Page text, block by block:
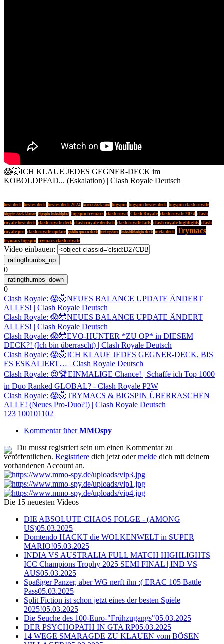
😱🤯ICH KLAUE JEDES GEGNER-DECK im
KOBOLDPFAD... (Eskalation) | Clash Royale Deutsch
best deck bestes deck bestes deck 2024 bestes deck juni bigspin bigspin bestes deck bigspin clash royale
bigspin deck klauen bigspin koboldpfad bigspin trymacs clash royal Clash Royale clash royale 2024 clash
royale best deck clash royale deck clash royale deutsch clash royale fails clash royale highlights clash
royale pro clash royale update goblin queen deck juni update koboldkönigin deck meta deck Trymacs
trymacs bigspin trymacs clash royale
Video einbauen:
0
0
Clash Royale: 😱🤯NEUES BALANCE UPDATE ÄNDERT
ALLES! | Clash Royale Deutsch
Clash Royale: 😱🤯NEUES BALANCE UPDATE ÄNDERT
ALLES! | Clash Royale Deutsch
Clash Royale: 😱🤯EVO-HUNTER *ZU OP* in DIESEM
DECK?! (Ich bin überrascht) | Clash Royale Deutsch
Clash Royale: 😱🤯ICH KLAUE JEDES GEGNER-DECK, BIS
ES ESKALIERT… | Clash Royale Deutsch
Clash Royale: 😍🏆EINMALIGE Chance! | Schaffe ich Top 1000
in Duo Ranked GLOBAL? - Clash Royale P2W
Clash Royale: 😱🤯TRYMACS & BIGSPIN ÜBERRASCHEN
ALLE! (Neues Pro-Duo?!) | Clash Royale Deutsch
1 23 100101102
Kommentar überMMOspy
Du musst registriert sein um einen Kommentar zu
veröffentlichen. Registriere dich jetzt odermelde dich mit deinem
vorhandenen Account an.
Die 15 neuesten Videos
DIE ABSOLUTE CHAOS FOLGE - (AMONG
US)05.03.2025
Domtendo HACKT die WOLKENWELT in SUPER
MARIO!05.03.2025
INDIA VS AUSTRALIA FULL MATCH HIGHLIGHTS
ICC Champions Trophy 2025 SEMI FINAL | IND VS
AUS05.03.2025
Spaßiger Panzer, aber WG nerft ihn :( ERAC 105 Battle
Pass05.03.2025
Split Fiction ist schon jetzt eines der besten Spiele
2025!05.03.2025
Die Seuche des 100-Euro-"Frühzugangs"05.03.2025
DER PSYCHOPATH IN GTA RP05.03.2025
14 WEGE SMARAGDE ZU KLAUEN vom BÖSEN